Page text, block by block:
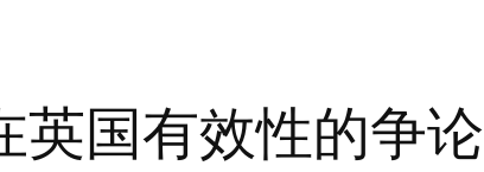
英国有效性的争论